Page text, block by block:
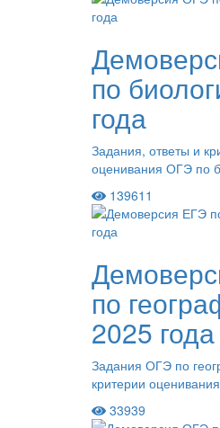
по
года
Задания, ответы и
оценивания ОГЭ по
139611
по
2025 года
Задания ОГЭ по
критерии оценивания
33939